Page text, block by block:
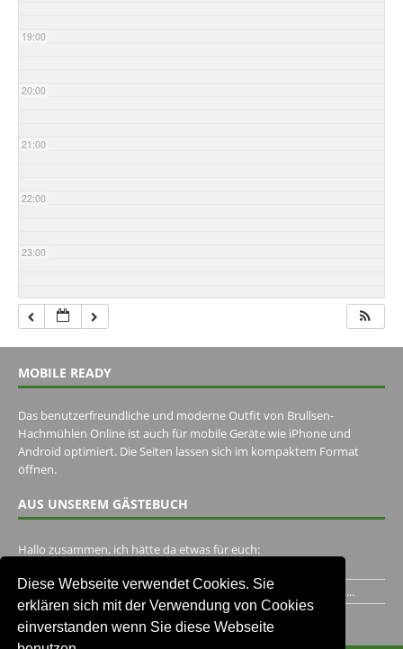
Diese Webseite verwendet Cookies. Sie
erklären sich mit der Verwendung von Cookies
einverstanden wenn Sie diese Webseite
19:00
20:00
21:00
22:00
23:00
MOBILE READY
Das benutzerfreundliche und moderne Outfit von Brullsen-
Hachmühlen Online ist auch für mobile Geräte wie iPhone und
Android optimiert. Die Seiten lassen sich im kompaktem Format
öffnen.
AUS UNSEREM GÄSTEBUCH
Hallo zusammen, ich hätte da etwas für euch:
Ich habe ein Jahr im Gasthaus Hugo Pape verbracht..Habe ihn...
Unser Gästebuch besuchen